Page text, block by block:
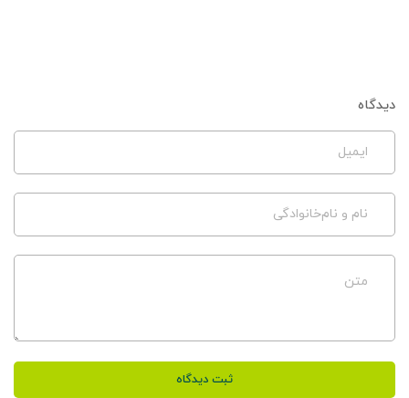
دیدگاه
ایمیل
نام و نام‌خانوادگی
متن
ثبت دیدگاه